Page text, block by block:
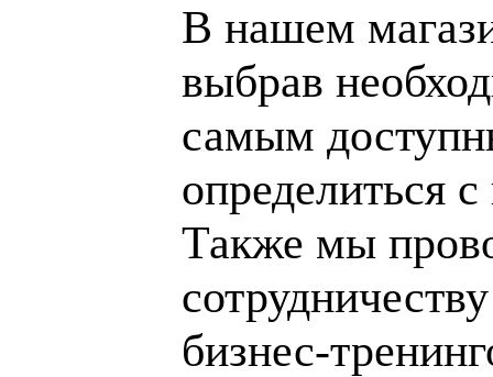
В нашем
выбрав
самым
определиться
Также мы
бизнес-